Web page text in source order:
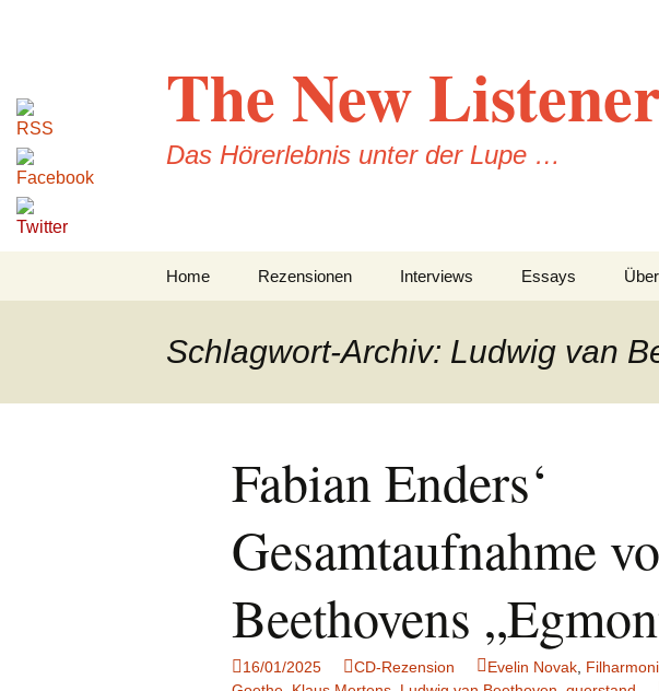
The New
Das Hörerlebnis unter der Lupe …
Home Rezensionen
Konzertrezensionen
Buchrezensionen
Interviews Essays
Schlagwort-Archiv: Ludwig van
Fabian Enders‘
Gesamtaufnahme
Beethovens
16/01/2025 CD-Rezension Evelin Novak